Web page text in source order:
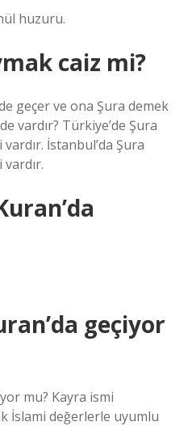
huzuru.
caiz mi?
geçer ve ona Şura demek
vardır? Türkiye’de Şura
İstanbul’da Şura
geçiyor
mu? Kayra ismi
İslami değerlerle uyumlu